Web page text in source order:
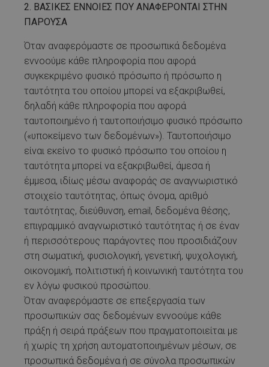
2. ΒΑΣΙΚΕΣ ΕΝΝΟΙΕΣ ΠΟΥ ΑΝΑΦΕΡΟΝΤΑΙ ΣΤΗΝ
ΠΑΡΟΥΣΑ
Όταν αναφερόμαστε σε προσωπικά δεδομένα
εννοούμε κάθε πληροφορία που αφορά
συγκεκριμένο φυσικό πρόσωπο ή πρόσωπο η
ταυτότητα του οποίου μπορεί να εξακριβωθεί,
δηλαδή κάθε πληροφορία που αφορά
ταυτοποιημένο ή ταυτοποιήσιμο φυσικό πρόσωπο
(«υποκείμενο των δεδομένων»). Ταυτοποιήσιμο
είναι εκείνο το φυσικό πρόσωπο του οποίου η
ταυτότητα μπορεί να εξακριβωθεί, άμεσα ή
έμμεσα, ιδίως μέσω αναφοράς σε αναγνωριστικό
στοιχείο ταυτότητας, όπως όνομα, αριθμό
ταυτότητας, διεύθυνση, email, δεδομένα θέσης,
επιγραμμικό αναγνωριστικό ταυτότητας ή σε έναν
ή περισσότερους παράγοντες που προσιδιάζουν
στη σωματική, φυσιολογική, γενετική, ψυχολογική,
οικονομική, πολιτιστική ή κοινωνική ταυτότητα του
εν λόγω φυσικού προσώπου.
Όταν αναφερόμαστε σε επεξεργασία των
προσωπικών σας δεδομένων εννοούμε κάθε
πράξη ή σειρά πράξεων που πραγματοποιείται με
ή χωρίς τη χρήση αυτοματοποιημένων μέσων, σε
προσωπικά δεδομένα ή σε σύνολα προσωπικών